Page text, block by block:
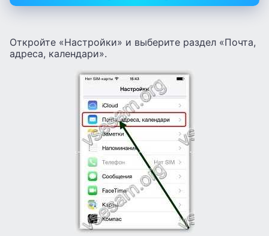
Откройте «Настройки» и выберите раздел «Почта,
адреса, календари».